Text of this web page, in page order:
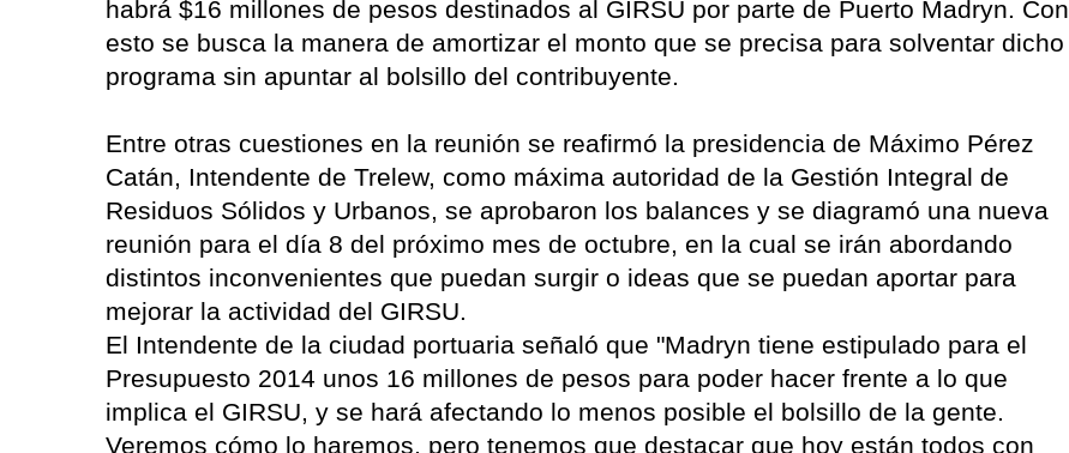
habrá $16 millones de pesos destinados al GIRSU por parte de Puerto Madryn. Con
esto se busca la manera de amortizar el monto que se precisa para solventar dicho
programa sin apuntar al bolsillo del contribuyente.
Entre otras cuestiones en la reunión se reafirmó la presidencia de Máximo Pérez
Catán, Intendente de Trelew, como máxima autoridad de la Gestión Integral de
Residuos Sólidos y Urbanos, se aprobaron los balances y se diagramó una nueva
reunión para el día 8 del próximo mes de octubre, en la cual se irán abordando
distintos inconvenientes que puedan surgir o ideas que se puedan aportar para
mejorar la actividad del GIRSU.
El Intendente de la ciudad portuaria señaló que "Madryn tiene estipulado para el
Presupuesto 2014 unos 16 millones de pesos para poder hacer frente a lo que
implica el GIRSU, y se hará afectando lo menos posible el bolsillo de la gente.
Veremos cómo lo haremos, pero tenemos que destacar que hoy están todos con